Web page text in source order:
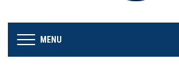
MENU